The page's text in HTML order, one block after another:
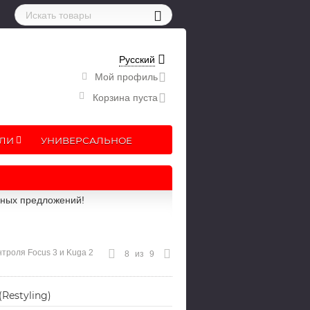
Русский
Мой профиль
Корзина пуста
УНИВЕРСАЛЬНОЕ
предложений!
Focus 3 и Kuga 2
8 из 9